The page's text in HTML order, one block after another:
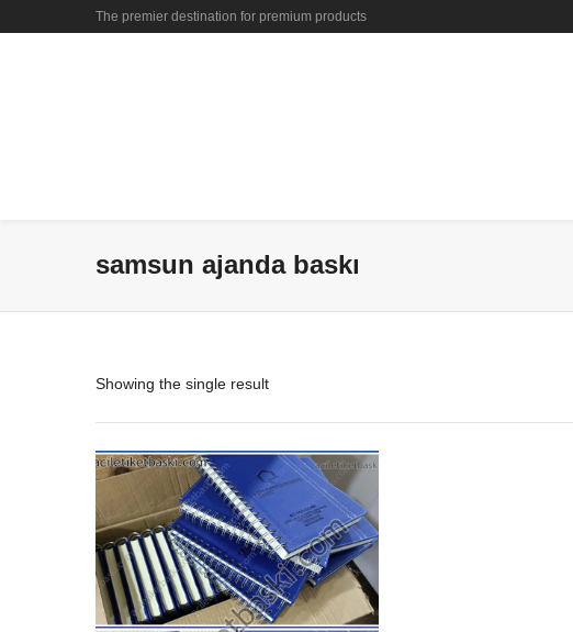
The premier destination for premium products
samsun ajanda baskı
Showing the single result